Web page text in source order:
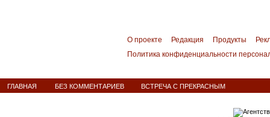
О проекте Редакция Продукты
Политика конфиденциальности
ГЛАВНАЯ БЕЗ КОММЕНТАРИЕВ ВСТРЕЧА С ПРЕКРАСНЫМ